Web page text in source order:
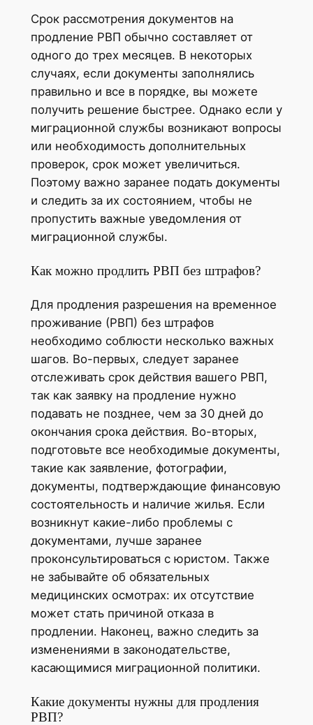
Срок рассмотрения документов на
продление РВП обычно составляет от
одного до трех месяцев. В некоторых
случаях, если документы заполнялись
правильно и все в порядке, вы можете
получить решение быстрее. Однако если у
миграционной службы возникают вопросы
или необходимость дополнительных
проверок, срок может увеличиться.
Поэтому важно заранее подать документы
и следить за их состоянием, чтобы не
пропустить важные уведомления от
миграционной службы.
Как можно продлить РВП без штрафов?
Для продления разрешения на временное
проживание (РВП) без штрафов
необходимо соблюсти несколько важных
шагов. Во-первых, следует заранее
отслеживать срок действия вашего РВП,
так как заявку на продление нужно
подавать не позднее, чем за 30 дней до
окончания срока действия. Во-вторых,
подготовьте все необходимые документы,
такие как заявление, фотографии,
документы, подтверждающие финансовую
состоятельность и наличие жилья. Если
возникнут какие-либо проблемы с
документами, лучше заранее
проконсультироваться с юристом. Также
не забывайте об обязательных
медицинских осмотрах: их отсутствие
может стать причиной отказа в
продлении. Наконец, важно следить за
изменениями в законодательстве,
касающимися миграционной политики.
Какие документы нужны для продления
РВП?